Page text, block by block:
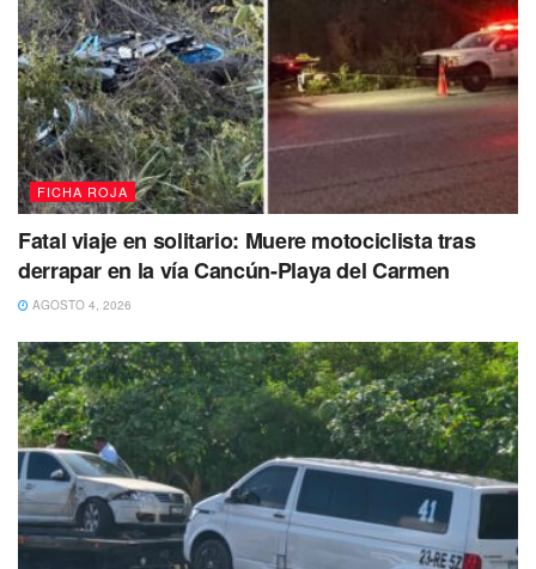
El policía salía de su casa en el fraccionamiento
Villas del
Solen Playa del Carmen, para dirigirse a su trabajo,
cuando se le emparejó un taxi del sindicato Lázaro
Cárdenas del Río y un sujeto le disparó en varias
ocasiones, para luego darse a la fuga.
Tags: Policía municipal villas del sol
FICHA ROJA
Fatal viaje en solitario: Muere motociclista tras
derrapar en la vía Cancún-Playa del Carmen
AGOSTO 4, 2026